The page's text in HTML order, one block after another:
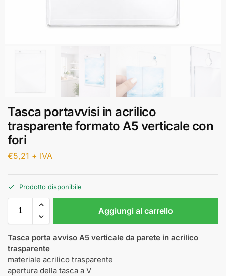
Tasca portavvisi in acrilico
trasparente formato A5 verticale con
fori
€5,21 + IVA
Prodotto disponibile
Aggiungi al carrello
Tasca porta avviso A5 verticale da parete in acrilico
trasparente
materiale acrilico trasparente
apertura della tasca a V